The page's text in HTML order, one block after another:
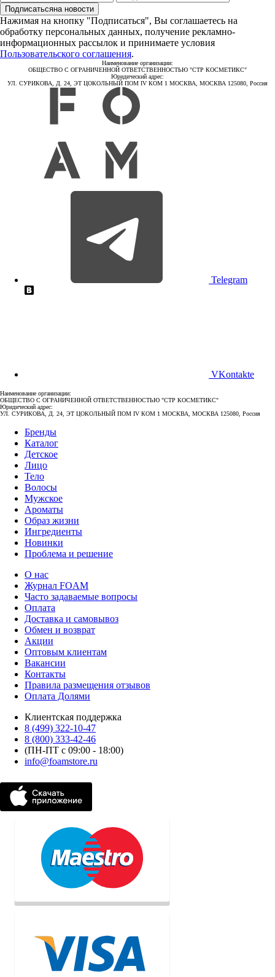
Подписатьсяна новости
Нажимая на кнопку "Подписаться", Вы соглашаетесь на
обработку персональных данных, получение рекламно-
информационных рассылок и принимаете условия
Пользовательского соглашения.
Наименование организации:
ОБЩЕСТВО С ОГРАНИЧЕННОЙ ОТВЕТСТВЕННОСТЬЮ "СТР КОСМЕТИКС"
Юридический адрес:
УЛ. СУРИКОВА, Д. 24, ЭТ ЦОКОЛЬНЫЙ ПОМ IV КОМ 1 МОСКВА, МОСКВА 125080, Россия
Telegram
VKontakte
Наименование организации:
ОБЩЕСТВО С ОГРАНИЧЕННОЙ ОТВЕТСТВЕННОСТЬЮ "СТР КОСМЕТИКС"
Юридический адрес:
УЛ. СУРИКОВА, Д. 24, ЭТ ЦОКОЛЬНЫЙ ПОМ IV КОМ 1 МОСКВА, МОСКВА 125080, Россия
Бренды
Каталог
Детское
Лицо
Тело
Волосы
Мужское
Ароматы
Образ жизни
Ингредиенты
Новинки
Проблема и решение
О нас
Журнал FOAM
Часто задаваемые вопросы
Оплата
Доставка и самовывоз
Обмен и возврат
Акции
Оптовым клиентам
Вакансии
Контакты
Правила размещения отзывов
Оплата Долями
Клиентская поддержка
8 (499) 322-10-47
8 (800) 333-42-46
(ПН-ПТ с 09:00 - 18:00)
info@foamstore.ru